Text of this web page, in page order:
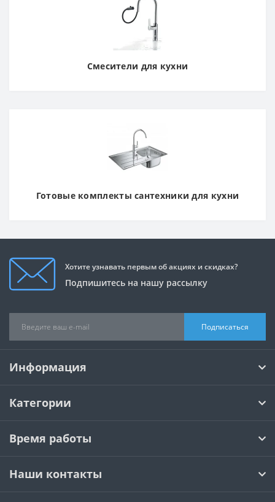
Смесители для кухни
Готовые комплекты сантехники для кухни
Хотите узнавать первым об акциях и скидках?
Подпишитесь на нашу рассылку
Подписаться
Информация
Категории
Время работы
Наши контакты